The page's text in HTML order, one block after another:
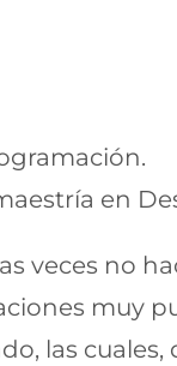
en
veces no
muy
las cuales,